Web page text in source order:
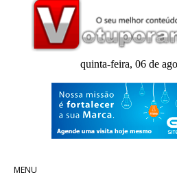
quinta-feira, 06 de
MENU